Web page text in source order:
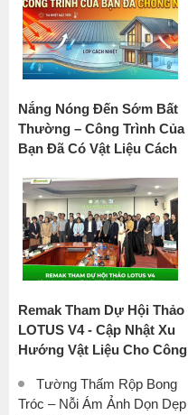
Nắng Nóng Đến Sớm Bất
Thường – Công Trình Của
Bạn Đã Có Vật Liệu Cách
Remak Tham Dự Hội Thảo
LOTUS V4 - Cập Nhật Xu
Hướng Vật Liệu Cho Công
Tường Thấm Rộp Bong
Tróc – Nỗi Ám Ảnh Dọn Dẹp